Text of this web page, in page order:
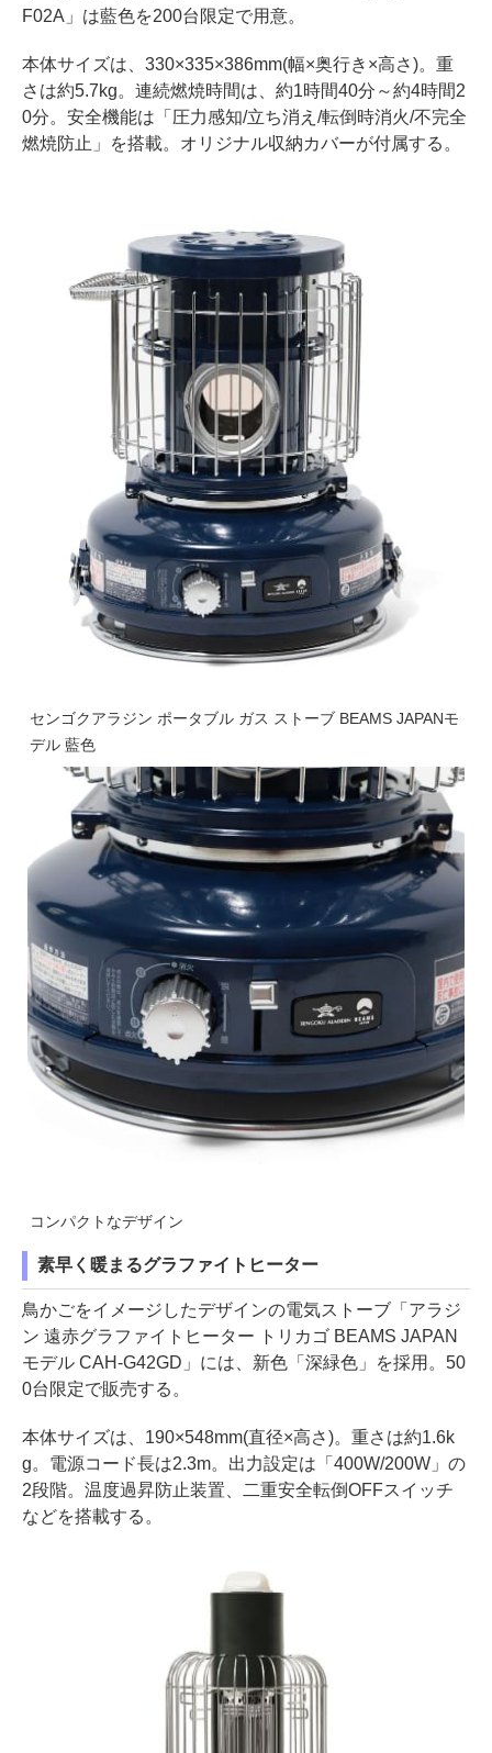
F02A」は藍色を200台限定で用意。
本体サイズは、330×335×386mm(幅×奥行き×高さ)。重
さは約5.7kg。連続燃焼時間は、約1時間40分～約4時間2
0分。安全機能は「圧力感知/立ち消え/転倒時消火/不完全
燃焼防止」を搭載。オリジナル収納カバーが付属する。
センゴクアラジン ポータブル ガス ストーブ BEAMS JAPANモ
デル 藍色
コンパクトなデザイン
素早く暖まるグラファイトヒーター
鳥かごをイメージしたデザインの電気ストーブ「アラジ
ン 遠赤グラファイトヒーター トリカゴ BEAMS JAPAN
モデル CAH-G42GD」には、新色「深緑色」を採用。50
0台限定で販売する。
本体サイズは、190×548mm(直径×高さ)。重さは約1.6k
g。電源コード長は2.3m。出力設定は「400W/200W」の
2段階。温度過昇防止装置、二重安全転倒OFFスイッチ
などを搭載する。